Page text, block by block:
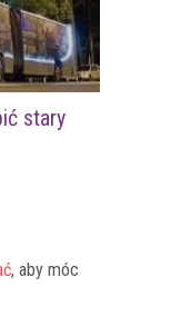
stary
, aby móc